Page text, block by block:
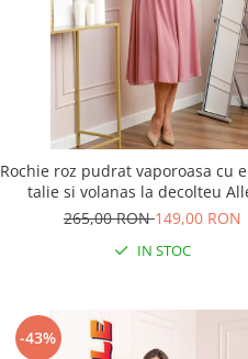
Rochie roz pudrat vaporoasa cu
talie si volanas la decolteu
265,00 RON149,00 RON
IN STOC
-43%